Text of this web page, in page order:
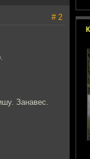
# 2
Занавес.